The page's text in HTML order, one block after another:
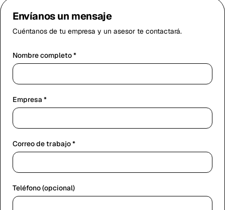
Envíanos un mensaje
Cuéntanos de tu empresa y un asesor te contactará.
Nombre completo*
Empresa *
Correo de trabajo*
Teléfono (opcional)